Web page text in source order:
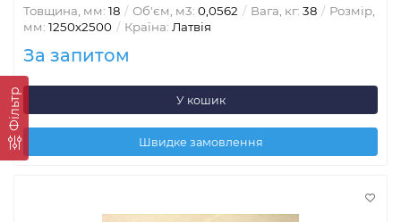
Фільтр
Товщина, мм: 18 Об'єм, м3: 0,0562 Вага, кг: 38
Розмір,
мм: 1250х2500 Країна: Латвія
За запитом
У кошик
Швидке замовлення